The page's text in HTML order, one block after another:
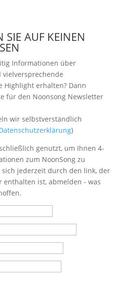
SIE AUF KEINEN
Informationen über
Highlight erhalten? Dann
für den Noonsong Newsletter
wir selbstverständlich
)
genutzt, um Ihnen 4-
zum NoonSong zu
sich jederzeit durch den link, der
enthalten ist, abmelden - was